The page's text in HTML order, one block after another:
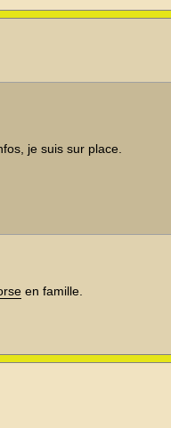
je suis sur place.
en famille.